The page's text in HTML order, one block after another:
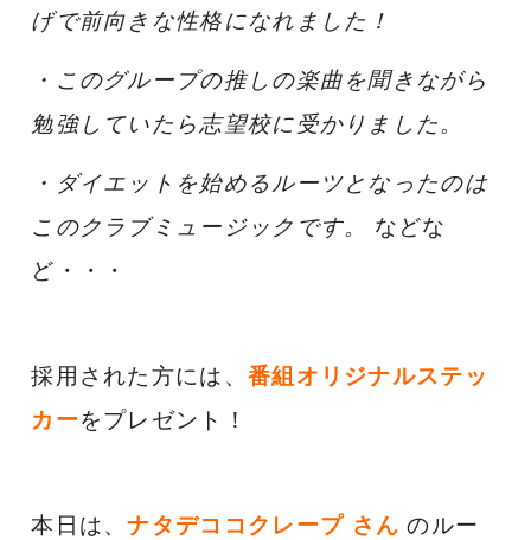
げで前向きな性格になれました！
・ このグループの推しの楽曲を聞きながら
勉強していたら志望校に受かりました。
・ダイエットを始めるルーツとなったのは
このクラブミュージックです。
などな
ど・・・
採用された方には、 番組オリジナルステッ
カーをプレゼント！
本日は、ナタデココクレープ さん のルー